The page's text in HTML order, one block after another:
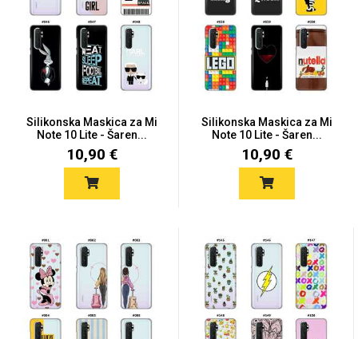
Silikonska Maskica za Mi
Note 10 Lite - Šaren...
10,90 €
Silikonska Maskica za Mi
Note 10 Lite - Šaren...
10,90 €
Mix